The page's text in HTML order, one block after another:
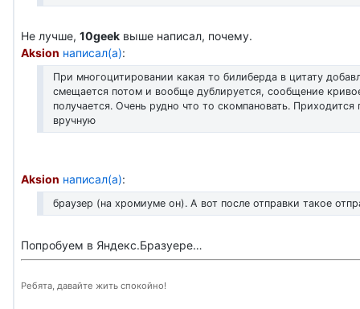
Не лучше, 10geek выше написал, почему.
Aksion написал(а):
При многоцитировании какая то билиберда в цитату
смещается потом и вообще дублируется, сообщение
получается. Очень рудно что то скомпановать. Приходится
вручную
Aksion написал(а):
браузер (на хромиуме он). А вот после отправки такое
Попробуем в Яндекс.Бразуере…
Ребята, давайте жить спокойно!